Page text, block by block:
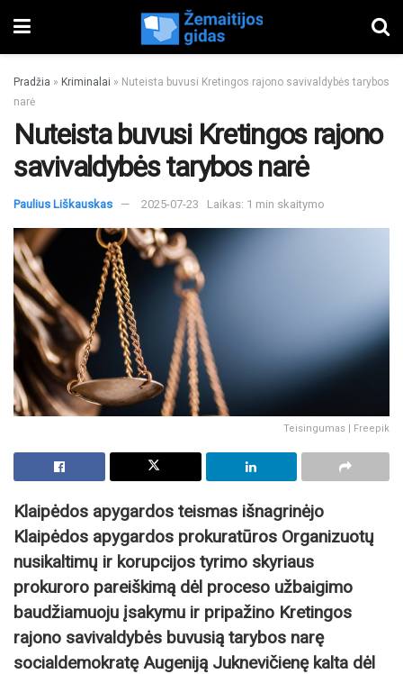
Pradžia » Kriminalai » Nuteista buvusi Kretingos rajono savivaldybės tarybos
narė
Nuteista buvusi Kretingos rajono
savivaldybės tarybos narė
Paulius Liškauskas 2025-07-23 Laikas: 1 min skaitymo
Teisingumas | Freepik
Klaipėdos apygardos teismas išnagrinėjo
Klaipėdos apygardos prokuratūros Organizuotų
nusikaltimų ir korupcijos tyrimo skyriaus
prokuroro pareiškimą dėl proceso užbaigimo
baudžiamuoju įsakymu ir pripažino Kretingos
rajono savivaldybės buvusią tarybos narę
socialdemokratę Augeniją Juknevičienę kalta dėl